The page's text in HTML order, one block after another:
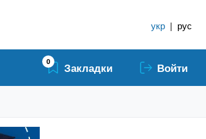
укр | рус
0 Закладки Войти